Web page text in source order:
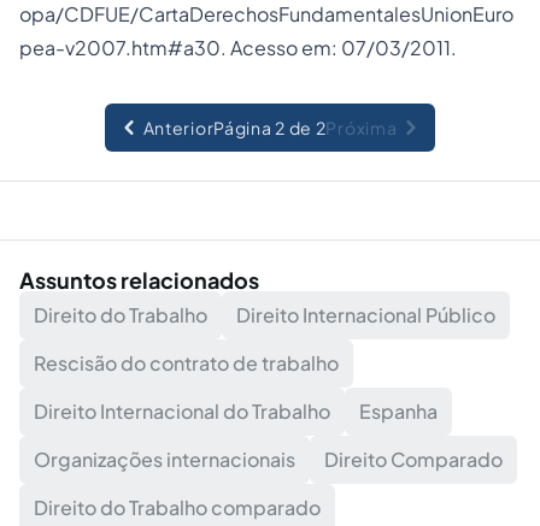
opa/CDFUE/CartaDerechosFundamentalesUnionEuro
pea-v2007.htm#a30. Acesso em: 07/03/2011.
AnteriorPágina 2 de 2Próxima
Assuntos relacionados
Direito do Trabalho
Direito Internacional Público
Rescisão do contrato de trabalho
Direito Internacional do Trabalho
Espanha
Organizações internacionais
Direito Comparado
Direito do Trabalho comparado